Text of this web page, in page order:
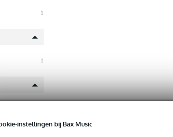
instellingen bij Bax Music
1
1